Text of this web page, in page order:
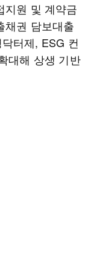
지원 및 계약금
채권 담보대출
터제, ESG 컨
대해 상생 기반